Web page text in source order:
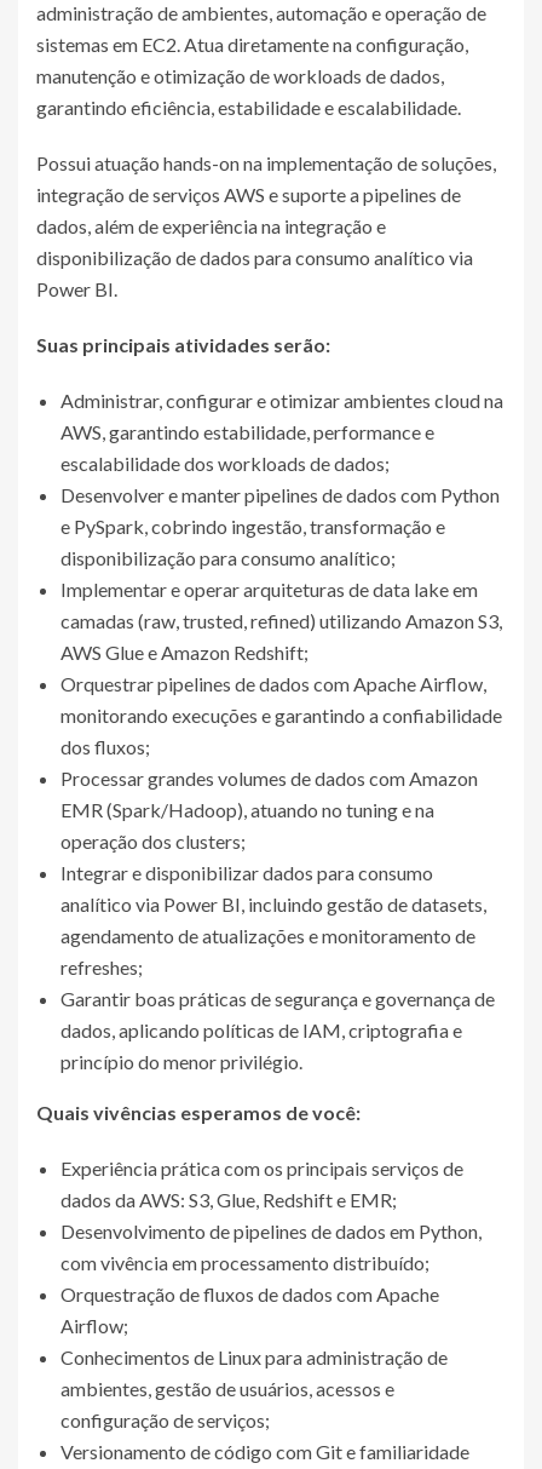
administração de ambientes, automação e operação de
sistemas em EC2. Atua diretamente na configuração,
manutenção e otimização de workloads de dados,
garantindo eficiência, estabilidade e escalabilidade.
Possui atuação hands-on na implementação de soluções,
integração de serviços AWS e suporte a pipelines de
dados, além de experiência na integração e
disponibilização de dados para consumo analítico via
Power BI.
Suas principais atividades serão:
Administrar, configurar e otimizar ambientes cloud na
AWS, garantindo estabilidade, performance e
escalabilidade dos workloads de dados;
Desenvolver e manter pipelines de dados com Python
e PySpark, cobrindo ingestão, transformação e
disponibilização para consumo analítico;
Implementar e operar arquiteturas de data lake em
camadas (raw, trusted, refined) utilizando Amazon S3,
AWS Glue e Amazon Redshift;
Orquestrar pipelines de dados com Apache Airflow,
monitorando execuções e garantindo a confiabilidade
dos fluxos;
Processar grandes volumes de dados com Amazon
EMR (Spark/Hadoop), atuando no tuning e na
operação dos clusters;
Integrar e disponibilizar dados para consumo
analítico via Power BI, incluindo gestão de datasets,
agendamento de atualizações e monitoramento de
refreshes;
Garantir boas práticas de segurança e governança de
dados, aplicando políticas de IAM, criptografia e
princípio do menor privilégio.
Quais vivências esperamos de você:
Experiência prática com os principais serviços de
dados da AWS: S3, Glue, Redshift e EMR;
Desenvolvimento de pipelines de dados em Python,
com vivência em processamento distribuído;
Orquestração de fluxos de dados com Apache
Airflow;
Conhecimentos de Linux para administração de
ambientes, gestão de usuários, acessos e
configuração de serviços;
Versionamento de código com Git e familiaridade